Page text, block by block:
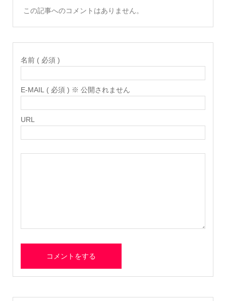
この記事へのコメントはありません。
名前 ( 必須 )
E-MAIL ( 必須 ) ※ 公開されません
URL